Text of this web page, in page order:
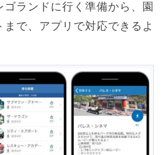
ランドに行く準備から、園
で、アプリで対応できるよ